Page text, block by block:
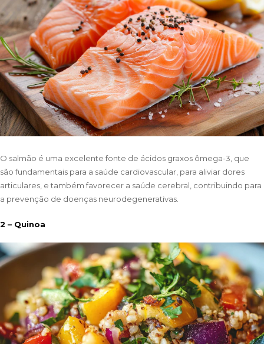
O salmão é uma excelente fonte de ácidos graxos ômega-3, que
são fundamentais para a saúde cardiovascular, para aliviar dores
articulares, e também favorecer a saúde cerebral, contribuindo para
a prevenção de doenças neurodegenerativas.
2 – Quinoa